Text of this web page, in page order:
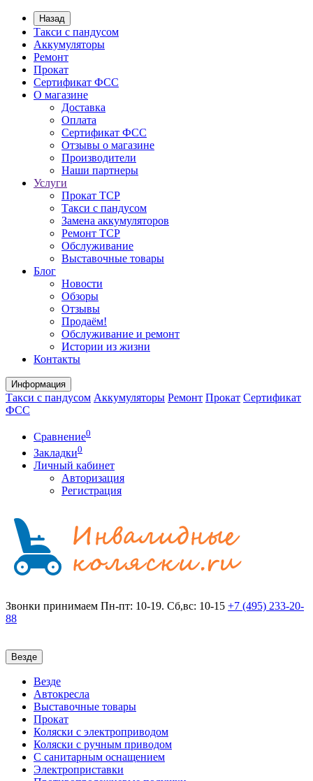
Назад
Такси с пандусом
Аккумуляторы
Ремонт
Прокат
Сертификат ФСС
О магазине
Доставка
Оплата
Сертификат ФСС
Отзывы о магазине
Производители
Наши партнеры
Услуги
Прокат ТСР
Такси с пандусом
Замена аккумуляторов
Ремонт ТСР
Обслуживание
Выставочные товары
Блог
Новости
Обзоры
Отзывы
Продаём!
Обслуживание и ремонт
Истории из жизни
Контакты
Информация
Такси с пандусом Аккумуляторы Ремонт Прокат Сертификат
ФСС
Сравнение0
Закладки0
Личный кабинет
Авторизация
Регистрация
Звонки принимаем Пн-пт: 10-19. Сб,вс: 10-15 +7 (495) 233-20-
88
Везде
Везде
Автокресла
Выставочные товары
Прокат
Коляски с электроприводом
Коляски с ручным приводом
С санитарным оснащением
Электроприставки